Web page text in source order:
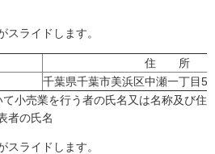
ライドします。
住 所
千葉県千葉市美浜区中瀬一丁目5
て小売業を行う者の氏名又は名称及び住
者の氏名
ライドします。